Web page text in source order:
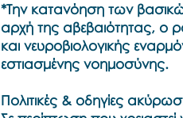
*Την κατανόηση των
αρχή της αβεβαιότητας, ο
και νευροβιολογικής
εστιασμένης νοημοσύνης.
Πολιτικές & οδηγίες